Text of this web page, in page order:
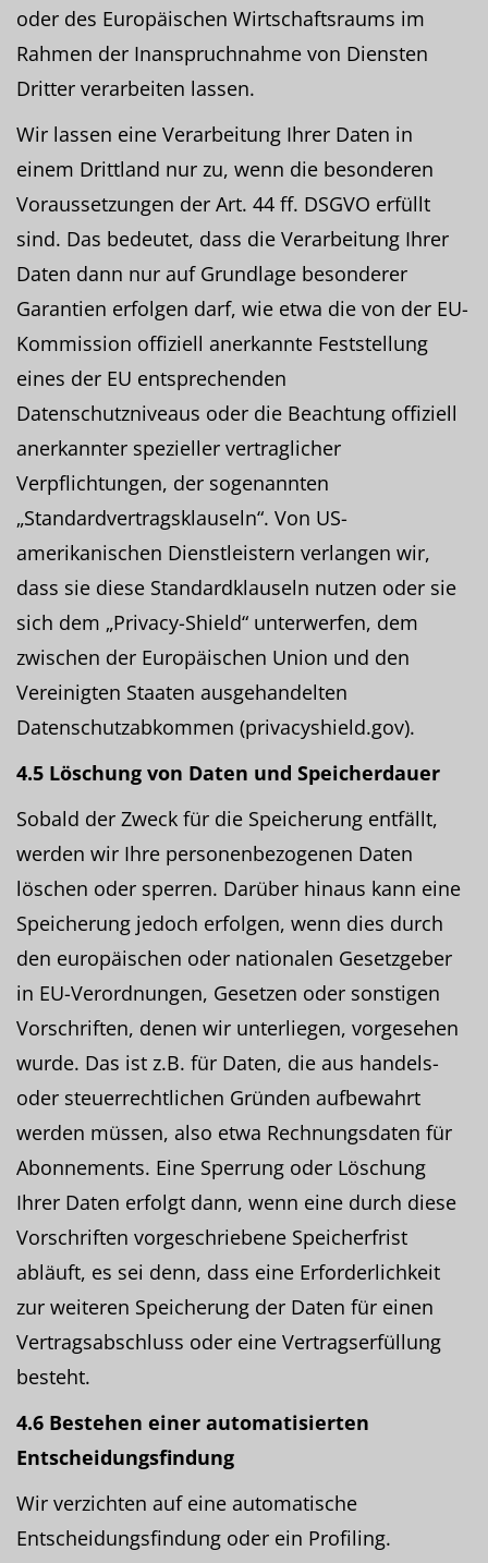
oder des Europäischen Wirtschaftsraums im
Rahmen der Inanspruchnahme von Diensten
Dritter verarbeiten lassen.
Wir lassen eine Verarbeitung Ihrer Daten in
einem Drittland nur zu, wenn die besonderen
Voraussetzungen der Art. 44 ff. DSGVO erfüllt
sind. Das bedeutet, dass die Verarbeitung Ihrer
Daten dann nur auf Grundlage besonderer
Garantien erfolgen darf, wie etwa die von der EU-
Kommission offiziell anerkannte Feststellung
eines der EU entsprechenden
Datenschutzniveaus oder die Beachtung offiziell
anerkannter spezieller vertraglicher
Verpflichtungen, der sogenannten
„Standardvertragsklauseln“. Von US-
amerikanischen Dienstleistern verlangen wir,
dass sie diese Standardklauseln nutzen oder sie
sich dem „Privacy-Shield“ unterwerfen, dem
zwischen der Europäischen Union und den
Vereinigten Staaten ausgehandelten
Datenschutzabkommen (privacyshield.gov).
4.5 Löschung von Daten und Speicherdauer
Sobald der Zweck für die Speicherung entfällt,
werden wir Ihre personenbezogenen Daten
löschen oder sperren. Darüber hinaus kann eine
Speicherung jedoch erfolgen, wenn dies durch
den europäischen oder nationalen Gesetzgeber
in EU-Verordnungen, Gesetzen oder sonstigen
Vorschriften, denen wir unterliegen, vorgesehen
wurde. Das ist z.B. für Daten, die aus handels-
oder steuerrechtlichen Gründen aufbewahrt
werden müssen, also etwa Rechnungsdaten für
Abonnements. Eine Sperrung oder Löschung
Ihrer Daten erfolgt dann, wenn eine durch diese
Vorschriften vorgeschriebene Speicherfrist
abläuft, es sei denn, dass eine Erforderlichkeit
zur weiteren Speicherung der Daten für einen
Vertragsabschluss oder eine Vertragserfüllung
besteht.
4.6 Bestehen einer automatisierten
Entscheidungsfindung
Wir verzichten auf eine automatische
Entscheidungsfindung oder ein Profiling.